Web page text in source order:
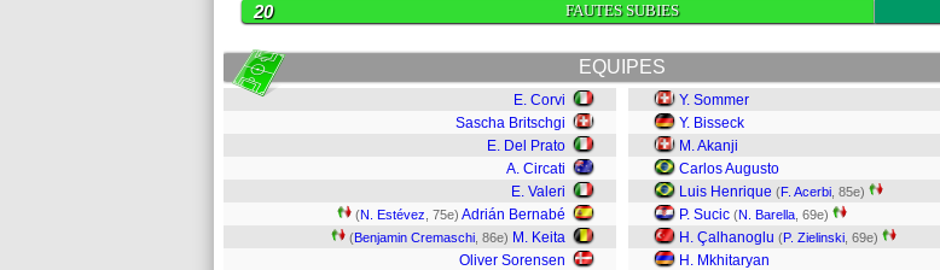
FAUTES SUBIES
20
EQUIPES
E. Corvi
Sascha Britschgi
E. Del Prato
A. Circati
E. Valeri
(N. Estévez , 75e) Adrián Bernabé
(Benjamin Cremaschi , 86e) M. Keita
Oliver Sorensen
Y. Sommer
Y. Bisseck
M. Akanji
Carlos Augusto
Luis Henrique (F. Acerbi , 85e)
P. Sucic (N. Barella , 69e)
H. Çalhanoglu (P. Zielinski , 69e)
H. Mkhitaryan